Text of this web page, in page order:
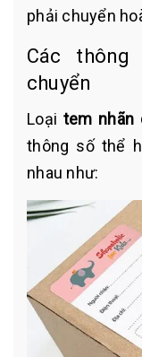
phải chuyển
Các
chuyển
Loại tem nhãn
thông số thể
nhau như: